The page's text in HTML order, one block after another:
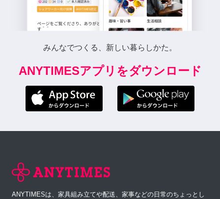
みんなでつくる、新しい暮らしかた。
ANYTIMESアプリをダウンロード
ANYTIMESは、家具組み立てや配送、家事などの日常のちょっとし